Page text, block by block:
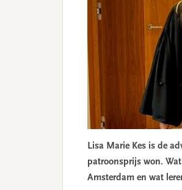
Lisa Marie Kes is de
patroonsprijs won.
Amsterdam en wat